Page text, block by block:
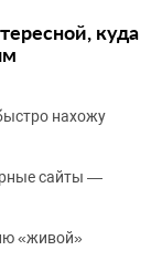
куда
нахожу
сайты —
«живой»